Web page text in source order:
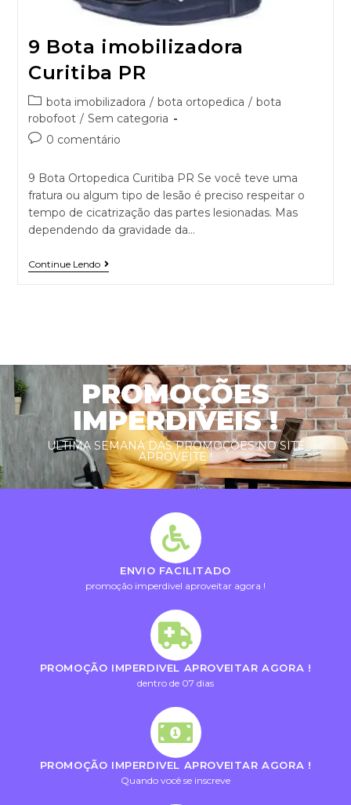
9 Bota imobilizadora
Curitiba PR
bota imobilizadora / bota ortopedica / bota
robofoot / Sem categoria
0 comentário
9 Bota Ortopedica Curitiba PR Se você teve uma
fratura ou algum tipo de lesão é preciso respeitar o
tempo de cicatrização das partes lesionadas. Mas
dependendo da gravidade da…
Continue Lendo
PROMOÇÕES
IMPERDIVEIS !
ULTIMA SEMANA DAS PROMOÇÕES NO SITE
APROVEITE !
ENVIO FACILITADO
promoção imperdivel aproveitar agora !
PROMOÇÃO IMPERDIVEL APROVEITAR AGORA !
dentro de 07 dias
PROMOÇÃO IMPERDIVEL APROVEITAR AGORA !
Quando você se inscreve